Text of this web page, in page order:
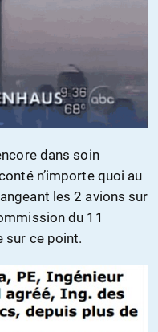
dans soin
n’importe quoi au
les 2 avions sur
du 11
sur ce point.